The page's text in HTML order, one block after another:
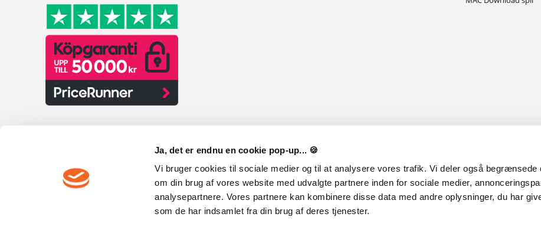
Ja, det er endnu en cookie pop-up... 🍪
Vi bruger cookies til sociale medier og til at analysere vores trafik. Vi deler også begrænsede
om din brug af vores website med udvalgte partnere inden for sociale medier,
analysepartnere. Vores partnere kan kombinere disse data med andre oplysninger, du har
som de har indsamlet fra din brug af deres tjenester.
Følg med i vores anmeldelser, giveaways og nyheder på de forskellige sociale medier.